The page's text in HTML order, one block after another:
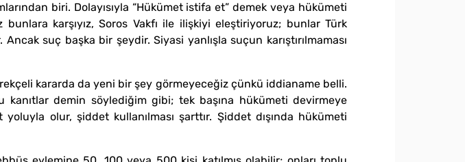
biri. Dolayısıyla “Hükümet istifa et” demek veya hükümeti
karşıyız, Soros Vakfı ile ilişkiyi eleştiriyoruz; bunlar Türk
suç başka bir şeydir. Siyasi yanlışla suçun karıştırılmaması
kararda da yeni bir şey görmeyeceğiz çünkü iddianame belli.
kanıtlar demin söylediğim gibi; tek başına hükümeti devirmeye
olur, şiddet kullanılması şarttır. Şiddet dışında hükümeti